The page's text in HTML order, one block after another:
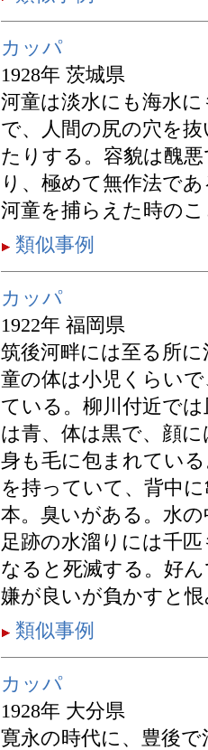
カッパ
1928年 茨城県
河童は淡水にも海水
で、人間の尻の穴を
たりする。容貌は醜
り、極めて無作法で
河童を捕らえた時の
類似事例
カッパ
1922年 福岡県
筑後河畔には至る所
童の体は小児くらい
ている。柳川付近で
は青、体は黒で、顔
身も毛に包まれてい
を持っていて、背中
本。臭いがある。水
足跡の水溜りには千
なると死滅する。好
嫌が良いが負かすと
類似事例
カッパ
1928年 大分県
寛永の時代に、豊後